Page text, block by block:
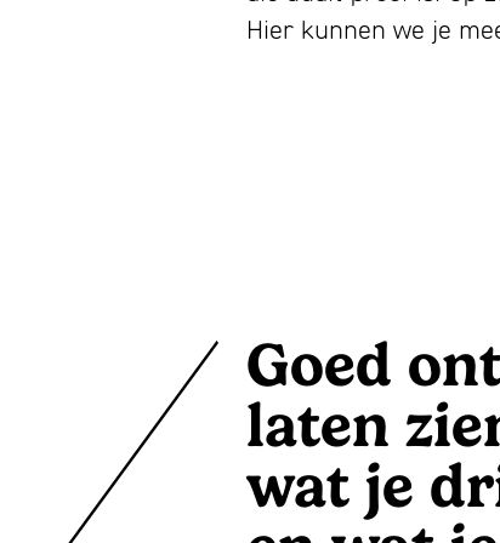
Hier kunnen we je
Goed
laten
wat je